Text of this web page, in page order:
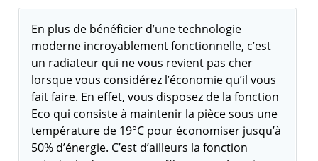
En plus de bénéficier d’une technologie
moderne incroyablement fonctionnelle, c’est
un radiateur qui ne vous revient pas cher
lorsque vous considérez l’économie qu’il vous
fait faire. En effet, vous disposez de la fonction
Eco qui consiste à maintenir la pièce sous une
température de 19°C pour économiser jusqu’à
50% d’énergie. C’est d’ailleurs la fonction